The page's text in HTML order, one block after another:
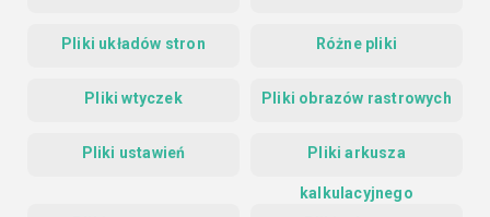
Pliki układów stron Różne pliki
Pliki wtyczek Pliki obrazów rastrowych
Pliki ustawień Pliki arkusza
kalkulacyjnego